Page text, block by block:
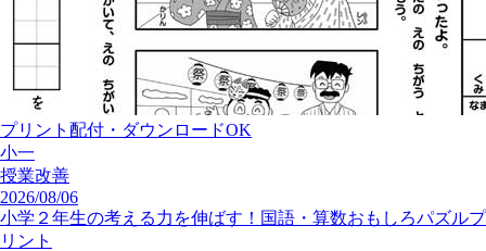
プリント配付・ダウンロードOK
小一
授業改善
2026/08/06
小学２年生の考える力を伸ばす！国語・算数おもしろパズルプ
リント